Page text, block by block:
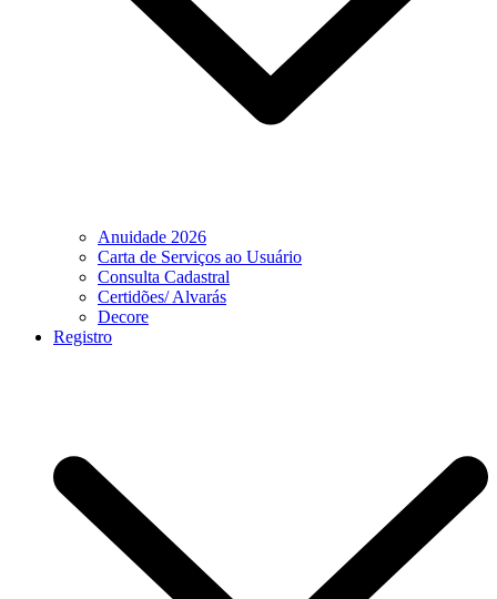
Anuidade 2026
Carta de Serviços ao Usuário
Consulta Cadastral
Certidões/ Alvarás
Decore
Registro